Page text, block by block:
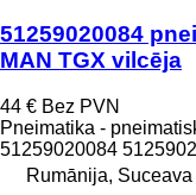
51259020084
MAN TGX vilcēja
44 € Bez PVN
Pneimatika -
51259020084
Rumānija, Suceava